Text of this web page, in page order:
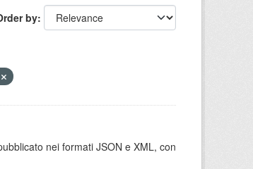
by
nei formati JSON e XML, con